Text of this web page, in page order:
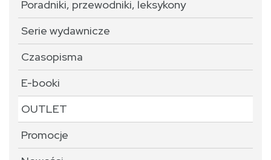
Poradniki, przewodniki, leksykony
Serie wydawnicze
Czasopisma
E-booki
OUTLET
Promocje